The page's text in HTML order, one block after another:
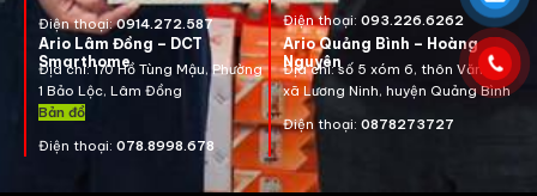
Điện thoại:0914.272.587
Điện thoại: 093.226.6262
Ario Lâm Đồng – DCT
Smarthome
Địa chỉ: 170 Hồ Tùng Mậu, Phường
1 Bảo Lộc, Lâm Đồng
Bản đồ
Điện thoại: 078.8998.678
Ario Quảng Bình – Hoàng
Nguyên
Địa chỉ: số 5 xóm 6, thôn Văn La,
xã Lương Ninh, huyện Quảng Bình
Điện thoại: 0878273727